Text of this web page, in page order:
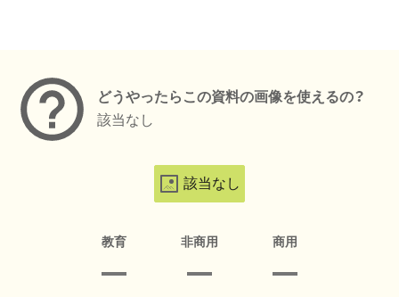
どうやったらこの資料の画像を使えるの？
該当なし
該当なし
教育 非商用 商用